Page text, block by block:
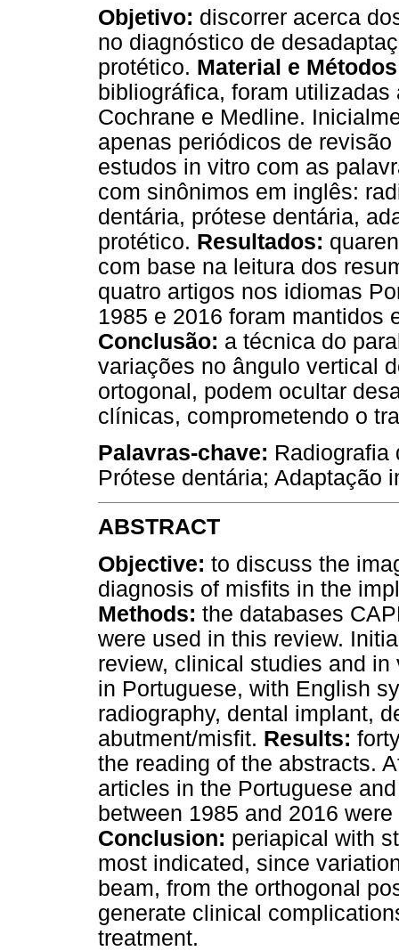
Objetivo: discorrer acerca
no diagnóstico de
protético. Material e
bibliográfica, foram
Cochrane e Medline.
apenas periódicos de
estudos in vitro com as
com sinônimos em inglês:
dentária, prótese dentária,
protético. Resultados:
com base na leitura dos
quatro artigos nos idiomas
1985 e 2016 foram mantidos
Conclusão: a técnica do
variações no ângulo vertical
ortogonal, podem ocultar
clínicas, comprometendo o
Palavras-chave: Radiografia
Prótese dentária; Adaptação
ABSTRACT
Objective: to discuss the
diagnosis of misfits in the
Methods: the databases
were used in this review.
review, clinical studies and
in Portuguese, with English
radiography, dental implant,
abutment/misfit. Results:
the reading of the abstracts.
articles in the Portuguese
between 1985 and 2016
Conclusion: periapical with
most indicated, since
beam, from the orthogonal
generate clinical
treatment.